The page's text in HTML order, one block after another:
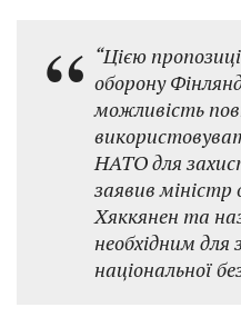
“Цією
оборону
можливість
НАТО для
заявив
Хяккянен та
необхідним для
національної